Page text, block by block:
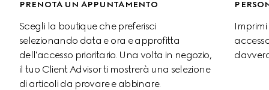
PRENOTA UN APPUNTAMENTO
Scegli la boutique che preferisci
selezionando data e ora e approfitta
dell'accesso prioritario. Una volta in negozio,
il tuo Client Advisor ti mostrerà una selezione
di articoli da provare e abbinare.
Imprimi